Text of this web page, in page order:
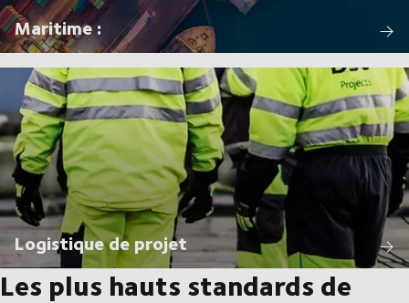
Maritime :
Logistique de projet
Les plus hauts standards de